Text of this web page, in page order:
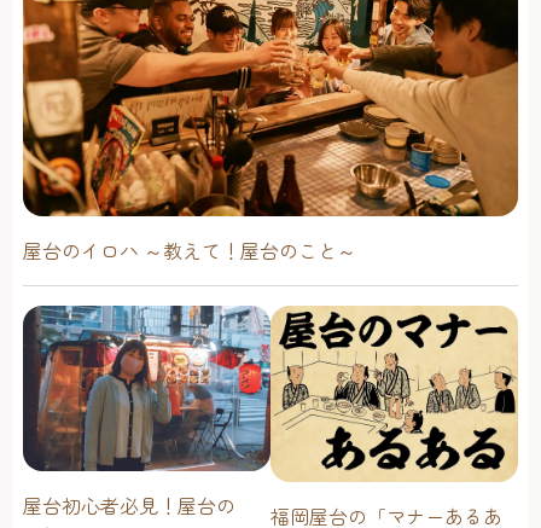
屋台のイロハ ～教えて！屋台のこと～
屋台初心者必見！屋台の
福岡屋台の「マナーあるあ